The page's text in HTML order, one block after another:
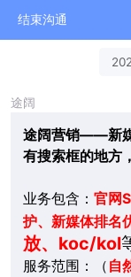
结束沟通
途阔
途阔营销——新
有搜索框的地方
业务包含： 官网
护、新媒体排名
放、koc/kol
服务范围：（ 自